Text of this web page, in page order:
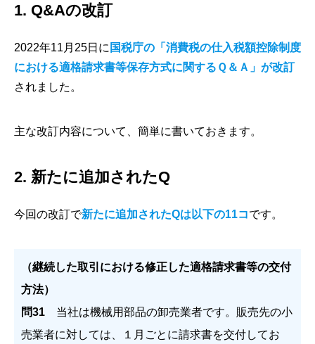
1. Q&Aの改訂
2022年11月25日に 国税庁の「消費税の仕入税額控除制度
における適格請求書等保存方式に関するＱ＆Ａ」が改訂
されました。
主な改訂内容について、簡単に書いておきます。
2. 新たに追加されたQ
今回の改訂で新たに追加されたQは以下の11コです。
（継続した取引における修正した適格請求書等の交付
方法）
問31 当社は機械用部品の卸売業者です。販売先の小
売業者に対しては、１月ごとに請求書を交付してお